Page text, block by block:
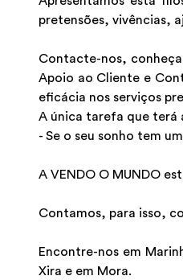
pretensões, vivências,
Contacte-nos,
Apoio ao Cliente e
eficácia nos serviços
A única tarefa que terá
- Se o seu sonho tem
A VENDO O MUNDO
Contamos, para isso,
Encontre-nos em
Xira e em Mora.